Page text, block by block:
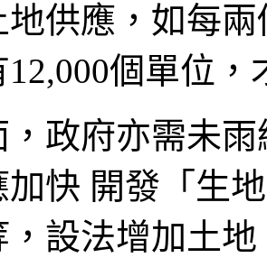
供應，如每
12,000個單位
，政府亦需未
加快 開發「生
，設法增加土